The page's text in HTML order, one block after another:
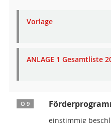
Vorlage
ANLAGE 1 Gesamtliste
Ö 9
einstimmig